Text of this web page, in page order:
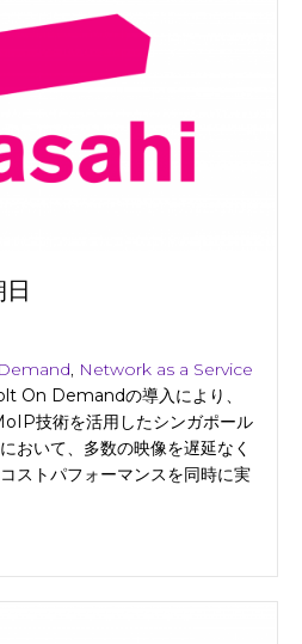
Network as a Service
On Demandの導入により、
技術を活用したシンガポール
おいて、多数の映像を遅延なく
ストパフォーマンスを同時に実
テレビ朝日